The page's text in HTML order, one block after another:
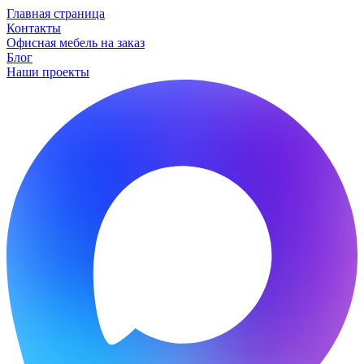
Главная страница
Контакты
Офисная мебель на заказ
Блог
Наши проекты